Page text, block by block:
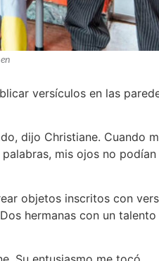
versículos en las
dijo Christiane. Cuando
mis ojos no
objetos inscritos con
hermanas con un